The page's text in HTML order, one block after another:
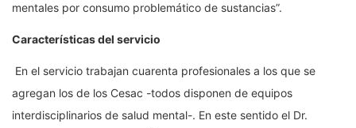
mentales por consumo problemático de sustancias”.
Características del servicio
En el servicio trabajan cuarenta profesionales a los que se
agregan los de los Cesac -todos disponen de equipos
interdisciplinarios de salud mental-. En este sentido el Dr.